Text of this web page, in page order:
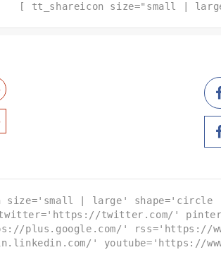
[ tt_shareicon size="small |
| large' shape='circle |
twitter.com/'
plus.google.com/' rss='https://
' youtube='https://